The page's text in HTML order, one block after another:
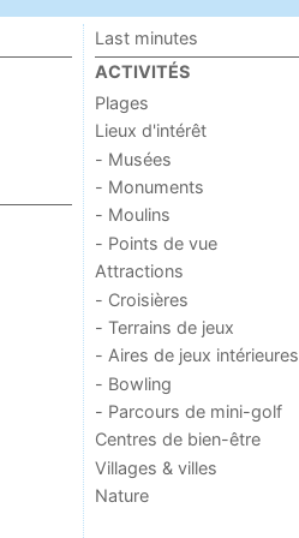
Last minutes
ACTIVITÉS
Plages
Lieux d'intérêt
- Musées
- Monuments
- Moulins
- Points de vue
Attractions
- Croisières
- Terrains de jeux
- Aires de jeux intérieures
- Bowling
- Parcours de mini-golf
Centres de bien-être
Villages & villes
Nature